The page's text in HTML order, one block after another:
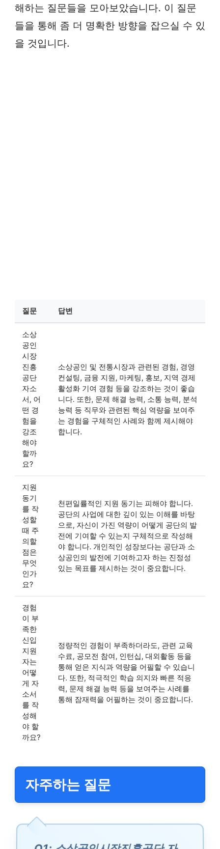
해하는 질문들을 모아보았습니다. 이 질문
들을 통해 좀 더 명확한 방향을 잡으실 수 있
을 것입니다.
질문 답변
소상
공인
시장
진흥
공단
자소
서, 어
떤 경
험을
강조
해야
할까
요?
소상공인 및 전통시장과 관련된 경험, 경영
컨설팅, 금융 지원, 마케팅, 홍보, 지역 경제
활성화 기여 경험 등을 강조하는 것이 좋습
니다. 또한, 문제 해결 능력, 소통 능력, 분석
능력 등 직무와 관련된 핵심 역량을 보여주
는 경험을 구체적인 사례와 함께 제시해야
합니다.
지원
동기
를 작
성할
때 주
의할
점은
무엇
인가
요?
천편일률적인 지원 동기는 피해야 합니다.
공단의 사업에 대한 깊이 있는 이해를 바탕
으로, 자신이 가진 역량이 어떻게 공단의 발
전에 기여할 수 있는지 구체적으로 작성해
야 합니다. 개인적인 성장보다는 공단과 소
상공인의 발전에 기여하고자 하는 진정성
있는 목표를 제시하는 것이 중요합니다.
경험
이 부
족한
신입
지원
자는
어떻
게 자
소서
를 작
성해
야 할
까요?
정량적인 경험이 부족하더라도, 관련 교육
수료, 공모전 참여, 인턴십, 대외활동 등을
통해 얻은 지식과 역량을 어필할 수 있습니
다. 또한, 적극적인 학습 의지와 빠른 적응
력, 문제 해결 능력 등을 보여주는 사례를
통해 잠재력을 어필하는 것이 중요합니다.
자주하는 질문